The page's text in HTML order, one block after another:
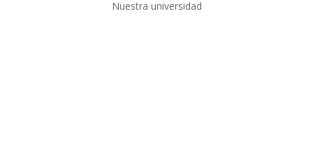
Nuestra universidad